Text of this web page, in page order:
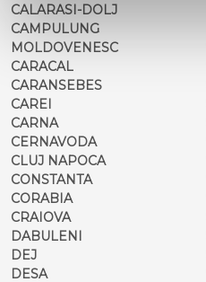
CALARASI-DOLJ
CAMPULUNG
MOLDOVENESC
CARACAL
CARANSEBES
CAREI
CARNA
CERNAVODA
CLUJ NAPOCA
CONSTANTA
CORABIA
CRAIOVA
DABULENI
DEJ
DESA